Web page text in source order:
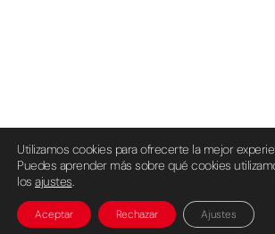
© Grupo Erreuve S.L. 1987-2024 |
privacidad
Política de
Utilizamos cookies para ofrecerte la mejor
Puedes aprender más sobre qué cookies
los ajustes.
Aceptar Rechazar Ajustes